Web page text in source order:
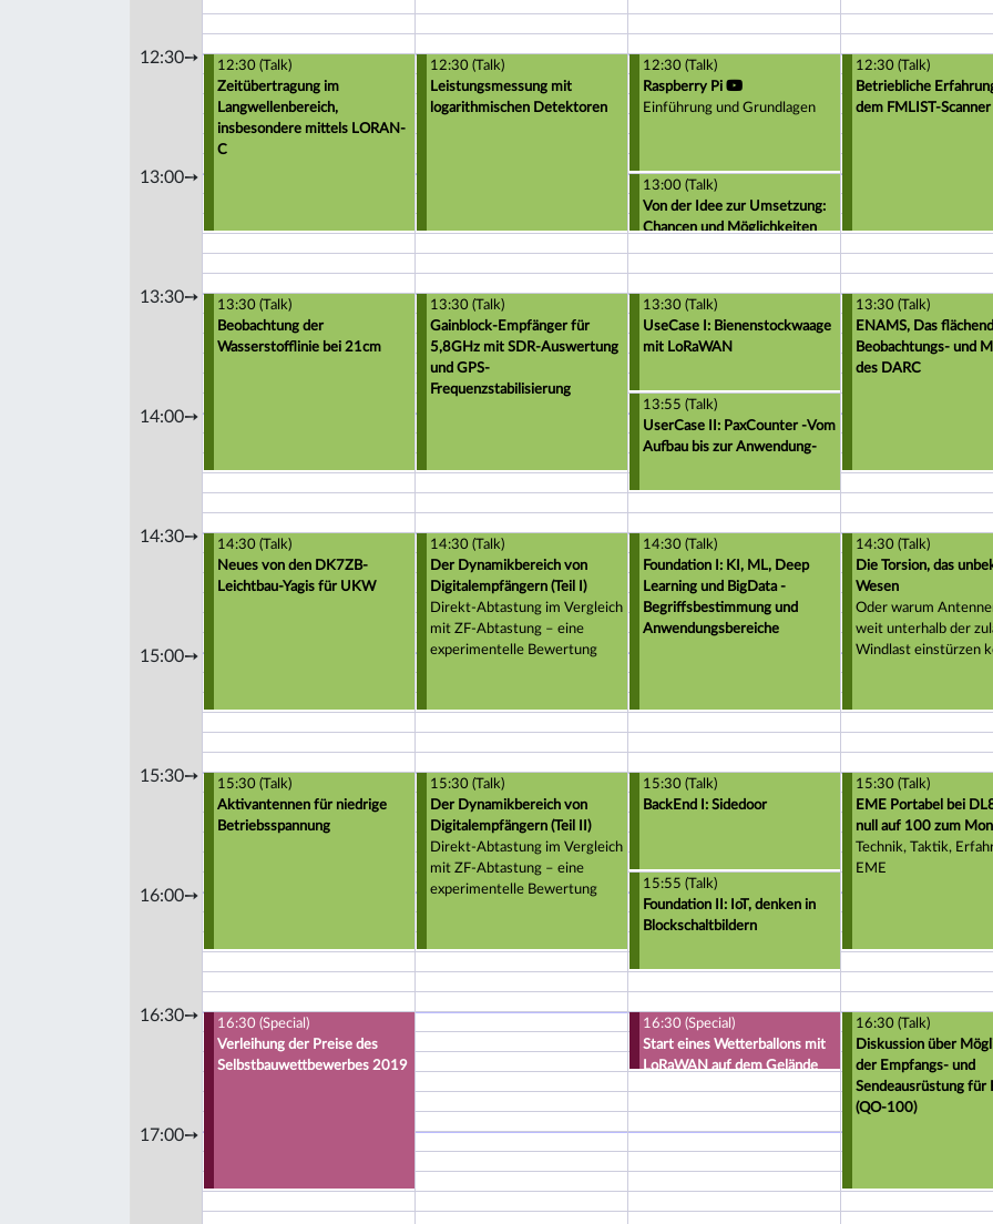
12:30➙
13:00➙
13:30➙
14:00➙
14:30➙
15:00➙
15:30➙
16:00➙
16:30➙
17:00➙
12:30 (Talk)
Zeitübertragung im
Langwellenbereich,
insbesondere mittels LORAN-
C
12:30 (Talk)
Leistungsmessung mit
logarithmischen Detektoren
12:30 (Talk)
Raspberry Pi
Einführung und Grundlagen
12:30 (Talk)
Betriebliche
dem FMLIST-Scanner
13:00 (Talk)
Von der Idee zur Umsetzung:
Chancen und Möglichkeiten
der Forstwirtschaft
13:30 (Talk)
Beobachtung der
Wasserstofflinie bei 21cm
13:30 (Talk)
Gainblock-Empfänger für
5,8GHz mit SDR-Auswertung
und GPS-
Frequenzstabilisierung
13:30 (Talk)
UseCase I: Bienenstockwaage
mit LoRaWAN
13:30 (Talk)
ENAMS, Das
Beobachtungs- und
des DARC
13:55 (Talk)
UserCase II: PaxCounter -Vom
Aufbau bis zur Anwendung-
14:30 (Talk)
Neues von den DK7ZB-
Leichtbau-Yagis für UKW
14:30 (Talk)
Der Dynamikbereich von
Digitalempfängern (Teil I)
Direkt-Abtastung im Vergleich
mit ZF-Abtastung – eine
experimentelle Bewertung
14:30 (Talk)
Foundation I: KI, ML, Deep
Learning und BigData -
Begriffsbestimmung und
Anwendungsbereiche
14:30 (Talk)
Die Torsion, das
Wesen
Oder warum
weit unterhalb der
Windlast einstürzen
15:30 (Talk)
Aktivantennen für niedrige
Betriebsspannung
15:30 (Talk)
Der Dynamikbereich von
Digitalempfängern (Teil II)
Direkt-Abtastung im Vergleich
mit ZF-Abtastung – eine
experimentelle Bewertung
15:30 (Talk)
BackEnd I: Sidedoor
15:30 (Talk)
EME Portabel bei
null auf 100 zum
Technik, Taktik,
EME
15:55 (Talk)
Foundation II: IoT, denken in
Blockschaltbildern
16:30 (Special)
Verleihung der Preise des
Selbstbauwettbewerbes 2019
16:30 (Special)
Start eines Wetterballons mit
LoRaWAN auf dem Gelände
16:30 (Talk)
Diskussion über
der Empfangs- und
Sendeausrüstung für
(QO-100)